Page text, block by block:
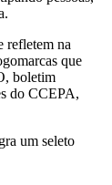
refletem na
que
boletim
do CCEPA,
um seleto